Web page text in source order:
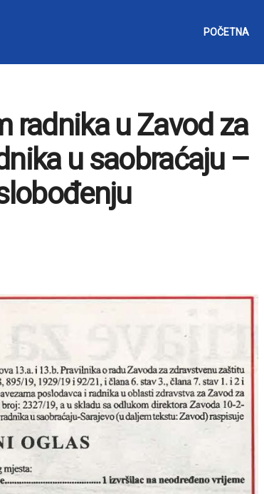
POČETNA
radnika u Zavod za
u saobraćaju –